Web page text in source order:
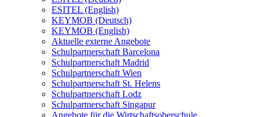
ESITEL (English)
KEYMOB (Deutsch)
KEYMOB (English)
Aktuelle externe Angebote
Schulpartnerschaft Barcelona
Schulpartnerschaft Madrid
Schulpartnerschaft Wien
Schulpartnerschaft St. Helens
Schulpartnerschaft Lodz
Schulpartnerschaft Singapur
Angebote für die Wirtschaftsoberschule